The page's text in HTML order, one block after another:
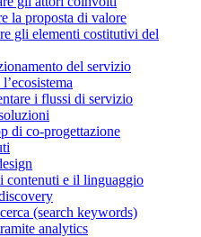
la proposta di valore
gli elementi costitutivi del
del servizio
i flussi di servizio
di co-progettazione
contenuti e il linguaggio
(search keywords)
analytics